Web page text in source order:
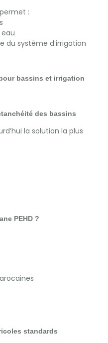
:
du système d’irrigation
bassins et irrigation
des bassins
la solution la plus
PEHD ?
standards